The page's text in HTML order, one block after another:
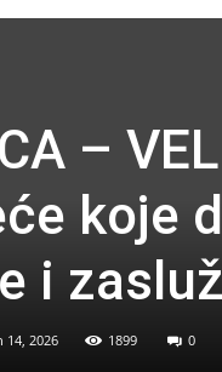
–
koje
i
14, 2026 1899 0